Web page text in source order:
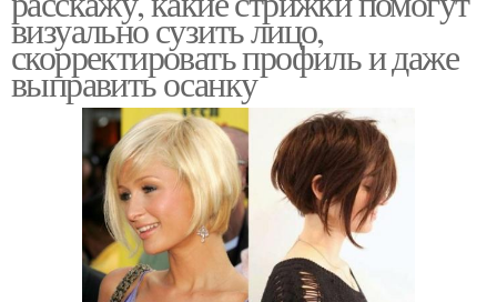
визуально сузить лицо,
скорректировать профиль и даже
выправить осанку